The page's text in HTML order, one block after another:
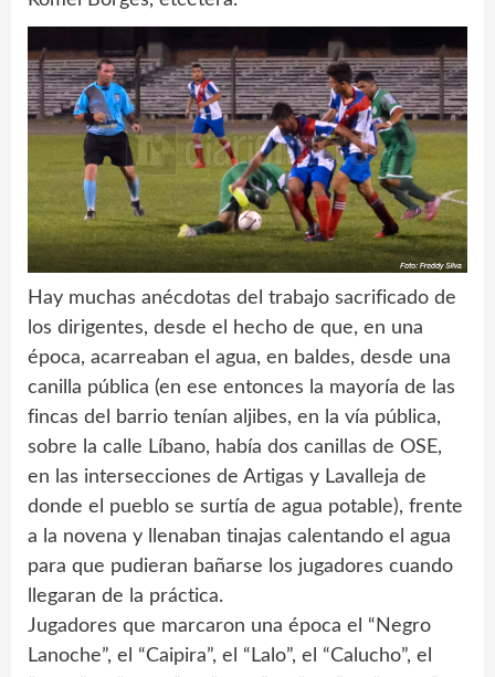
Hay muchas anécdotas del trabajo sacrificado de
los dirigentes, desde el hecho de que, en una
época, acarreaban el agua, en baldes, desde una
canilla pública (en ese entonces la mayoría de las
fincas del barrio tenían aljibes, en la vía pública,
sobre la calle Líbano, había dos canillas de OSE,
en las intersecciones de Artigas y Lavalleja de
donde el pueblo se surtía de agua potable), frente
a la novena y llenaban tinajas calentando el agua
para que pudieran bañarse los jugadores cuando
llegaran de la práctica.
Jugadores que marcaron una época el “Negro
Lanoche”, el “Caipira”, el “Lalo”, el “Calucho”, el